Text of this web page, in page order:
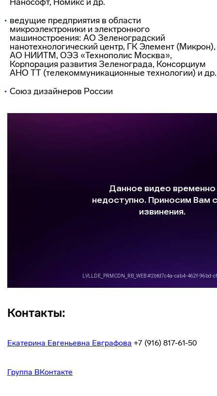
ведущие предприятия в области
микроэлектроники и электронного
машиностроения: АО Зеленоградский
нанотехнологический центр, ГК Элемент (Микрон),
АО НИИТМ, ОЭЗ «Технополис Москва»,
Корпорация развития Зеленограда, Консорциум
АНО ТТ (телекоммуникационные технологии) и др.
Союз дизайнеров России
Контакты:
Екатерина Евгеньевна Евграфова +7 (916) 817-61-50
Группа ВКонтакте